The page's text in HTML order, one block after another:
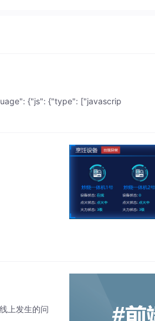
{"js": {"type": ["javascrip
上发生的问